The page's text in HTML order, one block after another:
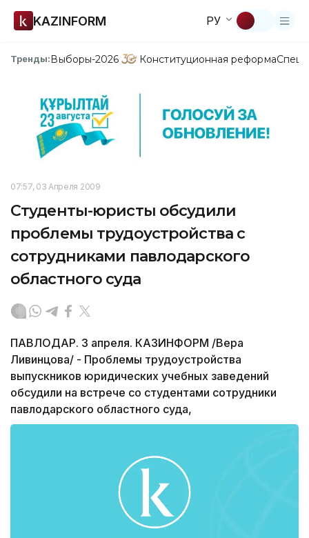
KAZINFORM РУ
Тренды:Выборы-2026 Конституционная реформа
07:57, 03 Апреля 2009
Студенты-юристы обсудили
проблемы трудоустройства с
сотрудниками павлодарского
областного суда
ПАВЛОДАР. 3 апреля. КАЗИНФОРМ /Вера
Ливинцова/ - Проблемы трудоустройства
выпускников юридических учебных заведений
обсудили на встрече со студентами сотрудники
павлодарского областного суда,